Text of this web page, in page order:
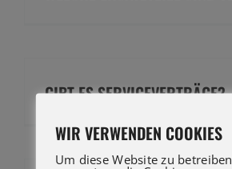
GIBT ES SERVICEVERTRÄGE?
WIR VERWENDEN COOKIES
Um diese Website zu